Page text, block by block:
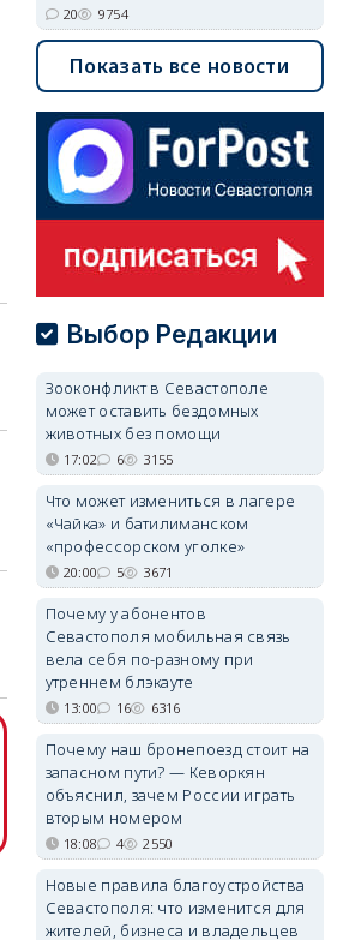
20 9754
Показать все новости
Выбор Редакции
Зооконфликт в Севастополе
может оставить бездомных
животных без помощи
17:02 6 3155
Что может измениться в лагере
«Чайка» и батилиманском
«профессорском уголке»
20:00 5 3671
Почему у абонентов
Севастополя мобильная связь
вела себя по-разному при
утреннем блэкауте
13:00 16 6316
Почему наш бронепоезд стоит на
запасном пути? — Кеворкян
объяснил, зачем России играть
вторым номером
18:08 4 2550
Новые правила благоустройства
Севастополя: что изменится для
жителей, бизнеса и владельцев